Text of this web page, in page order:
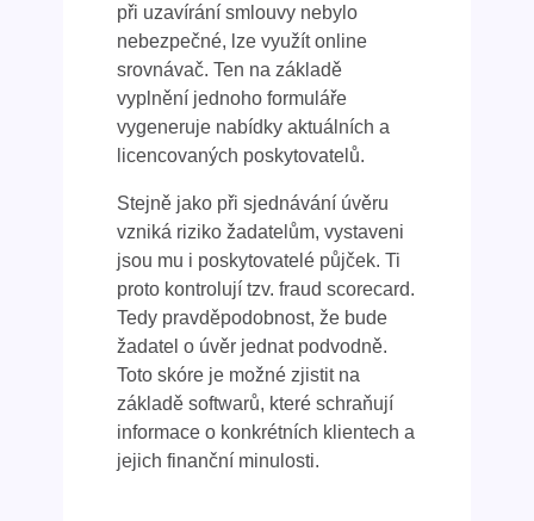
při uzavírání smlouvy nebylo
nebezpečné, lze využít online
srovnávač. Ten na základě
vyplnění jednoho formuláře
vygeneruje nabídky aktuálních a
licencovaných poskytovatelů.
Stejně jako při sjednávání úvěru
vzniká riziko žadatelům, vystaveni
jsou mu i poskytovatelé půjček. Ti
proto kontrolují tzv. fraud scorecard.
Tedy pravděpodobnost, že bude
žadatel o úvěr jednat podvodně.
Toto skóre je možné zjistit na
základě softwarů, které schraňují
informace o konkrétních klientech a
jejich finanční minulosti.